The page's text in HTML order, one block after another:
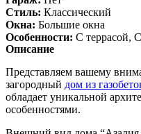
Стиль: Классический
Окна: Большие окна
Особенности: С террасой,
Описание
Представляем вашему
загородный дом из
обладает уникальной
особенностями.